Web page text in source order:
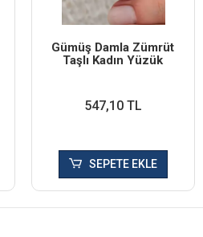
Gümüş Damla Zümrüt
Taşlı Kadın Yüzük
547,10 TL
SEPETE EKLE